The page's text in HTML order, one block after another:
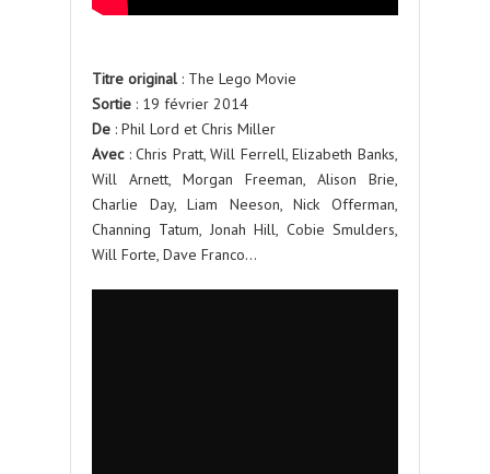
Titre original: The Lego Movie
Sortie : 19 février 2014
De : Phil Lord et Chris Miller
Avec: Chris Pratt, Will Ferrell, Elizabeth Banks,
Will Arnett, Morgan Freeman, Alison Brie,
Charlie Day, Liam Neeson, Nick Offerman,
Channing Tatum, Jonah Hill, Cobie Smulders,
Will Forte, Dave Franco…